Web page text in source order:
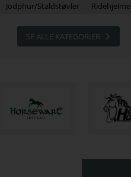
Jodphur/Staldstøvler
Ridehjelme
SE ALLE KATEGORIER